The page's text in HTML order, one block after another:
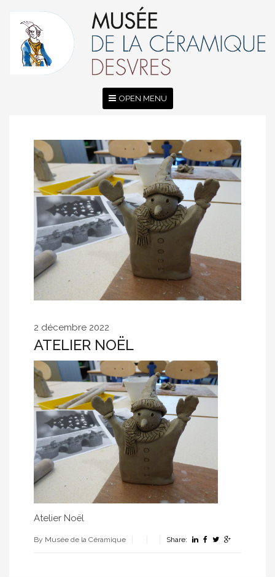
OPEN MENU
2 décembre 2022
ATELIER NOËL
Atelier Noël
By Musée de la Céramique Share: